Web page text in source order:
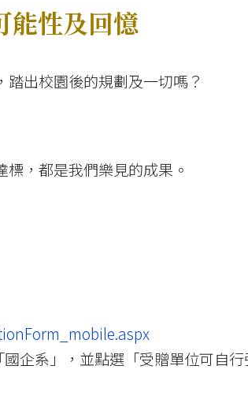
能性及回憶
出校園後的規劃及一切嗎？
，都是我們樂見的成果。
企系」，並點選「受贈單位可自行